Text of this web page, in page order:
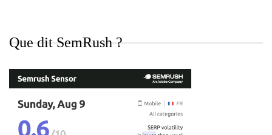
Que dit SemRush ?